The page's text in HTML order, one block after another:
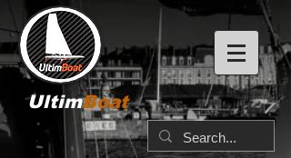
UltimBoat